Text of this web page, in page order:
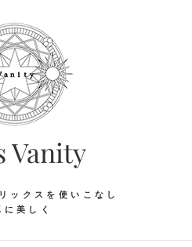
Vanity
ックスを使いこなし
に美しく